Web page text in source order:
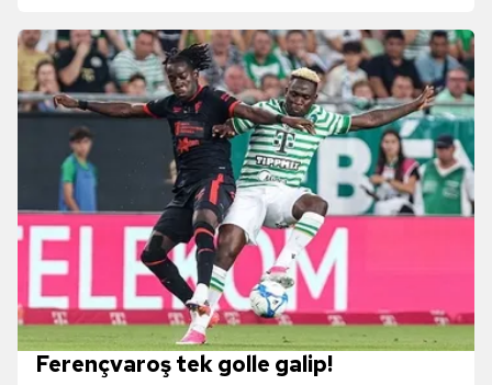
Ferençvaroş tek golle galip!